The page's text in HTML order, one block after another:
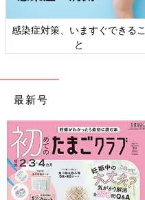
日本外来小児科学会リーフレッ
ト検討会
最新号